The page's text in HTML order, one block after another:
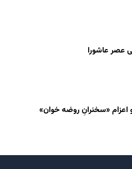
عصر عاشورا
اعزام «سخنرانِ روضه خوان»